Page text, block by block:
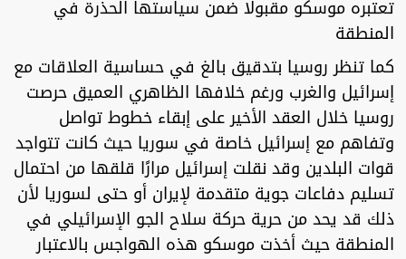
تعتبره موسكو مقبولًا ضمن سياستها الحذرة في
المنطقة
كما تنظر روسيا بتدقيق بالغ في حساسية العلاقات مع
إسرائيل والغرب ورغم خلافها الظاهري العميق حرصت
روسيا خلال العقد الأخير على إبقاء خطوط تواصل
وتفاهم مع إسرائيل خاصة في سوريا حيث كانت تتواجد
قوات البلدين وقد نقلت إسرائيل مرارًا قلقها من احتمال
تسليم دفاعات جوية متقدمة لإيران أو حتى لسوريا لأن
ذلك قد يحد من حرية حركة سلاح الجو الإسرائيلي في
المنطقة حيث أخذت موسكو هذه الهواجس بالاعتبار